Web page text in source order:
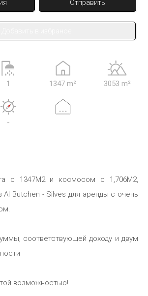
Отправить
1 1347 m² 3053 m²
-
...
с 1347M2 и космосом с 1,706M2,
Butchen - Silves для аренды с очень
соответствующей доходу и двум
возможностью!